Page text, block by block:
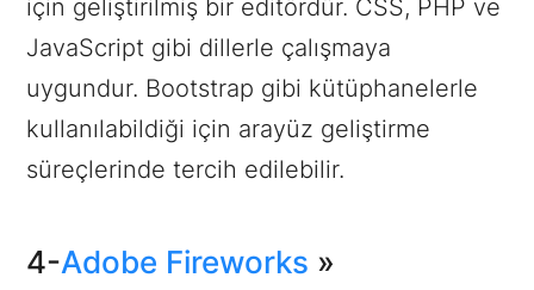
için geliştirilmiş bir editördür. CSS, PHP ve
JavaScript gibi dillerle çalışmaya
uygundur. Bootstrap gibi kütüphanelerle
kullanılabildiği için arayüz geliştirme
süreçlerinde tercih edilebilir.
4-Adobe Fireworks »